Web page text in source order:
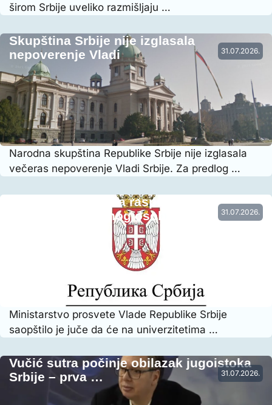
širom Srbije uveliko razmišljaju …
31.07.2026.
Skupština Srbije nije izglasala
nepoverenje Vladi
Narodna skupština Republike Srbije nije izglasala
večeras nepoverenje Vladi Srbije. Za predlog …
31.07.2026.
Vraćena prethodna raspodela radnog
vremena nastavnog osoblja…
Ministarstvo prosvete Vlade Republike Srbije
saopštilo je juče da će na univerzitetima …
31.07.2026.
Vučić sutra počinje obilazak jugoistoka
Srbije – prva …